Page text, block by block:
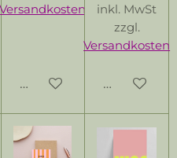
benachrichtigen
Versandkosten
In den Warenkorb
inkl. MwSt
zzgl.
Versandkosten
In den